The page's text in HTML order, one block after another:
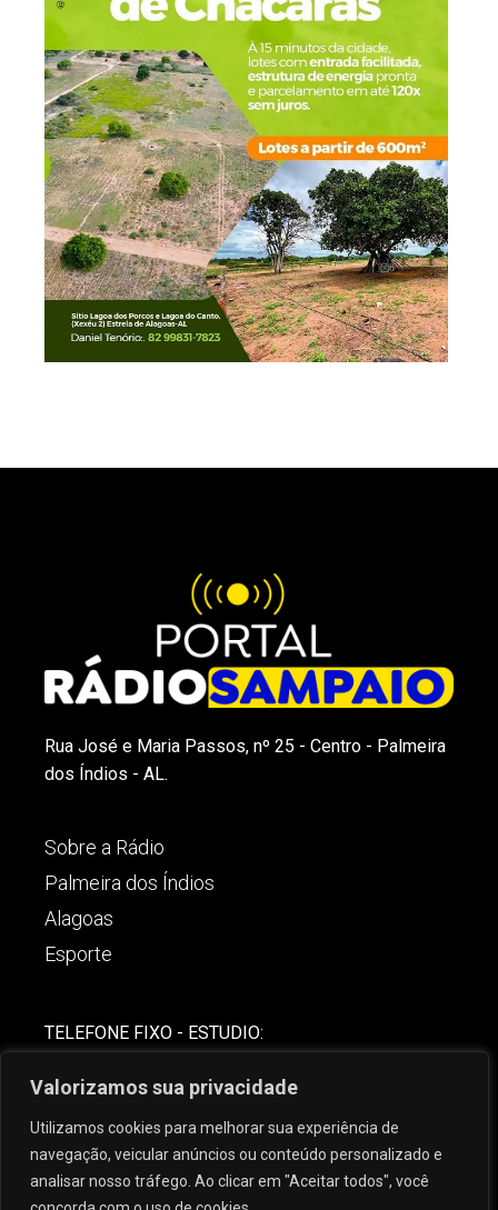
Valorizamos sua privacidade
Utilizamos cookies para melhorar sua experiência de
navegação, veicular anúncios ou conteúdo personalizado e
analisar nosso tráfego. Ao clicar em "Aceitar todos", você
Rua José e Maria Passos, nº 25 - Centro - Palmeira
dos Índios - AL.
Sobre a Rádio
Palmeira dos Índios
Alagoas
Esporte
TELEFONE FIXO - ESTUDIO:
(82) 99621-8806